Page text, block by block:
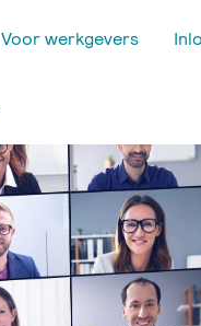
Voor werkgevers